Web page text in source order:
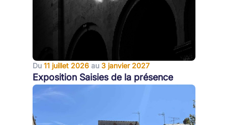
Du 11 juillet 2026 au 3 janvier 2027
Exposition Saisies de la présence